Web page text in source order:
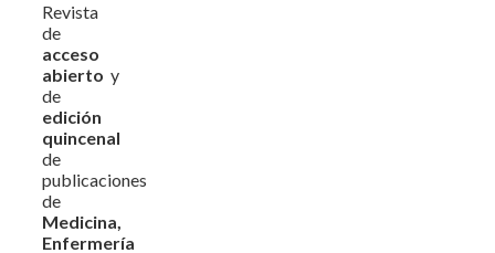
Revista
de
acceso
abierto y
de
edición
quincenal
de
publicaciones
de
Medicina,
Enfermería